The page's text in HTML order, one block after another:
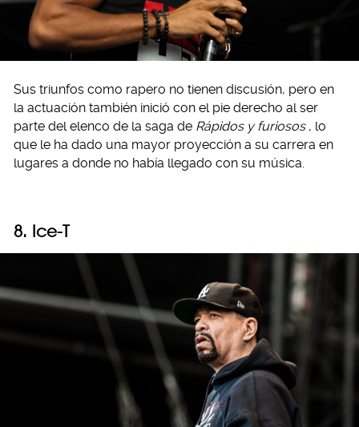
Sus triunfos como rapero no tienen discusión, pero en
la actuación también inició con el pie derecho al ser
parte del elenco de la saga de Rápidos y furiosos , lo
que le ha dado una mayor proyección a su carrera en
lugares a donde no había llegado con su música.
8. Ice-T